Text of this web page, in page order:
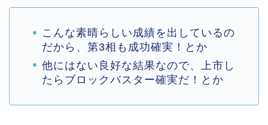
こんな素晴らしい成績を出しているの
だから、第3相も成功確実！とか
他にはない良好な結果なので、上市し
たらブロックバスター確実だ！とか